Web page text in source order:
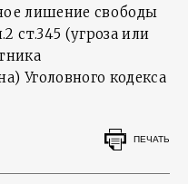
лишение свободы
ст.345 (угроза или
Уголовного кодекса
ПЕЧАТЬ